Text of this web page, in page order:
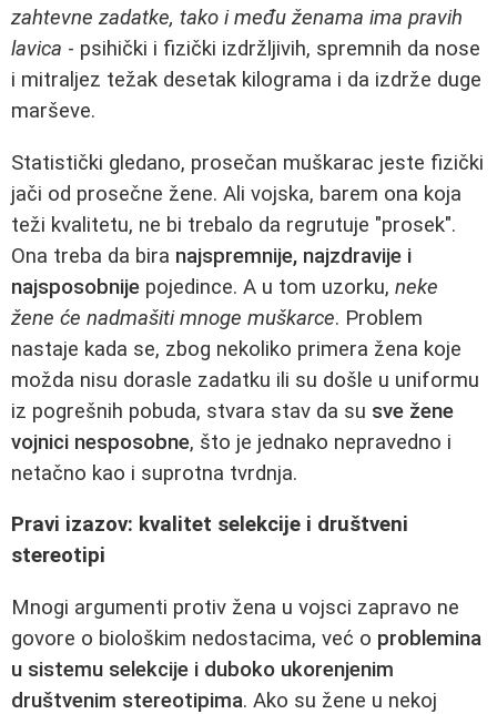
zahtevne zadatke, tako i među ženama ima pravih
lavica - psihički i fizički izdržljivih, spremnih da nose
i mitraljez težak desetak kilograma i da izdrže duge
marševe.
Statistički gledano, prosečan muškarac jeste fizički
jači od prosečne žene. Ali vojska, barem ona koja
teži kvalitetu, ne bi trebalo da regrutuje "prosek".
Ona treba da bira najspremnije, najzdravije i
najsposobnije pojedince. A u tom uzorku, neke
žene će nadmašiti mnoge muškarce. Problem
nastaje kada se, zbog nekoliko primera žena koje
možda nisu dorasle zadatku ili su došle u uniformu
iz pogrešnih pobuda, stvara stav da su sve žene
vojnici nesposobne, što je jednako nepravedno i
netačno kao i suprotna tvrdnja.
Pravi izazov: kvalitet selekcije i društveni
stereotipi
Mnogi argumenti protiv žena u vojsci zapravo ne
govore o biološkim nedostacima, već o problemina
u sistemu selekcije i duboko ukorenjenim
društvenim stereotipima. Ako su žene u nekoj